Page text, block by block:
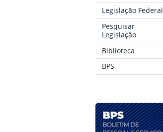
Legislação Federal
Pesquisar
Legislação
Biblioteca
BPS